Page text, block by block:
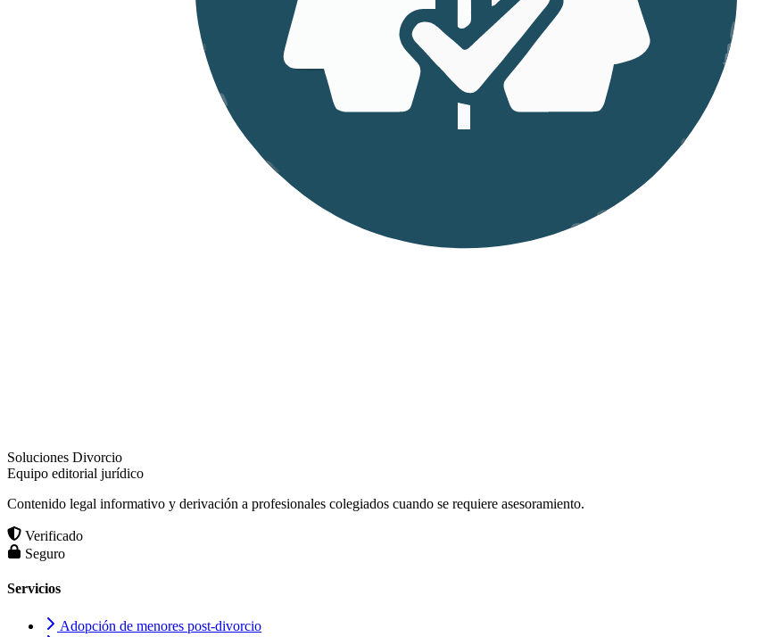
Soluciones Divorcio
Equipo editorial jurídico
Contenido legal informativo y derivación a profesionales colegiados cuando se requiere asesoramiento.
Verificado
Seguro
Servicios
Adopción de menores post-divorcio